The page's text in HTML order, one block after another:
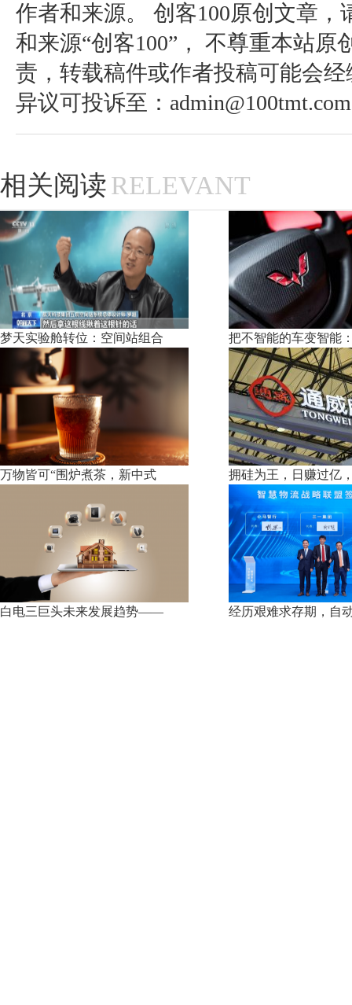
作者和来源。 创客100原创文章
和来源“创客100”， 不尊重本站原
责，转载稿件或作者投稿可能会
异议可投诉至：admin@100tmt.com
相关阅读RELEVANT
梦天实验舱转位：空间站组合 把不智能的车变智能
万物皆可“围炉煮茶，新中式 拥硅为王，日赚过亿
白电三巨头未来发展趋势—— 经历艰难求存期，自